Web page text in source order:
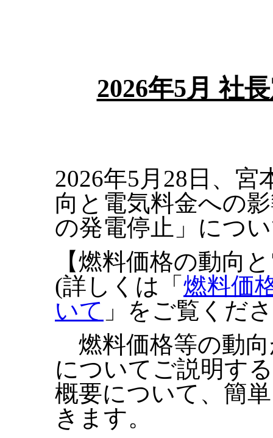
2026年5月 社
2026年5月28日、
向と電気料金への
の発電停止」につ
【燃料価格の動向
(詳しくは「 燃料価
いて 」をご覧くだ
燃料価格等の動
についてご説明す
概要について、簡
きます。